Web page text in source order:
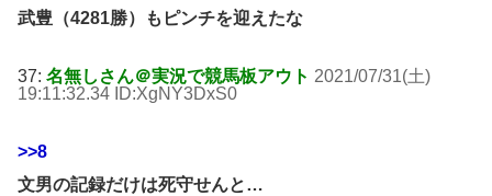
武豊（4281勝）もピンチを迎えたな
37: 名無しさん＠実況で競馬板アウト 2021/07/31(土)
19:11:32.34 ID:XgNY3DxS0
>>8
文男の記録だけは死守せんと…